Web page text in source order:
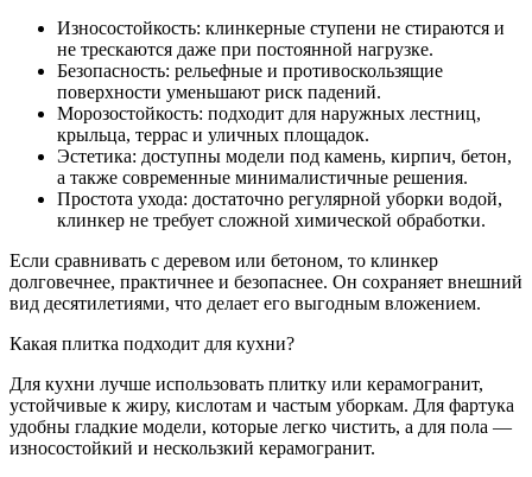
Износостойкость: клинкерные ступени не стираются и
не трескаются даже при постоянной нагрузке.
Безопасность: рельефные и противоскользящие
поверхности уменьшают риск падений.
Морозостойкость: подходит для наружных лестниц,
крыльца, террас и уличных площадок.
Эстетика: доступны модели под камень, кирпич, бетон,
а также современные минималистичные решения.
Простота ухода: достаточно регулярной уборки водой,
клинкер не требует сложной химической обработки.
Если сравнивать с деревом или бетоном, то клинкер
долговечнее, практичнее и безопаснее. Он сохраняет внешний
вид десятилетиями, что делает его выгодным вложением.
Какая плитка подходит для кухни?
Для кухни лучше использовать плитку или керамогранит,
устойчивые к жиру, кислотам и частым уборкам. Для фартука
удобны гладкие модели, которые легко чистить, а для пола —
износостойкий и нескользкий керамогранит.